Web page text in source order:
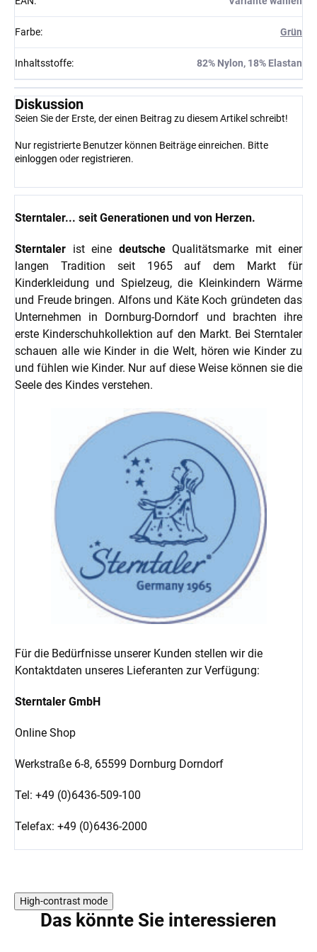
Farbe: Grün
Inhaltsstoffe: 82% Nylon, 18% Elastan
Diskussion
Seien Sie der Erste, der einen Beitrag zu diesem Artikel schreibt!
Nur registrierte Benutzer können Beiträge einreichen. Bitte
einloggen oder registrieren.
Sterntaler... seit Generationen und von Herzen.
Sterntaler ist eine deutscheQualitätsmarke mit einer
langen Tradition seit 1965 auf dem Markt für
Kinderkleidung und Spielzeug, die Kleinkindern Wärme
und Freude bringen. Alfons und Käte Koch gründeten das
Unternehmen in Dornburg-Dorndorf und brachten ihre
erste Kinderschuhkollektion auf den Markt. Bei Sterntaler
schauen alle wie Kinder in die Welt, hören wie Kinder zu
und fühlen wie Kinder. Nur auf diese Weise können sie die
Seele des Kindes verstehen.
Für die Bedürfnisse unserer Kunden stellen wir die
Kontaktdaten unseres Lieferanten zur Verfügung:
Sterntaler GmbH
Online Shop
Werkstraße 6-8, 65599 Dornburg Dorndorf
Tel: +49 (0)6436-509-100
Telefax: +49 (0)6436-2000
High-contrast mode
Das könnte Sie interessieren